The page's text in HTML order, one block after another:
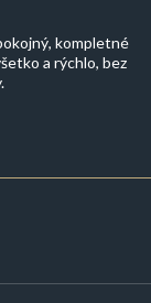
kompletné
a rýchlo, bez